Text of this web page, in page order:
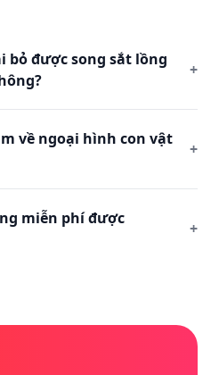
bỏ được song sắt lồng
+
về ngoại hình con vật
+
miễn phí được
+